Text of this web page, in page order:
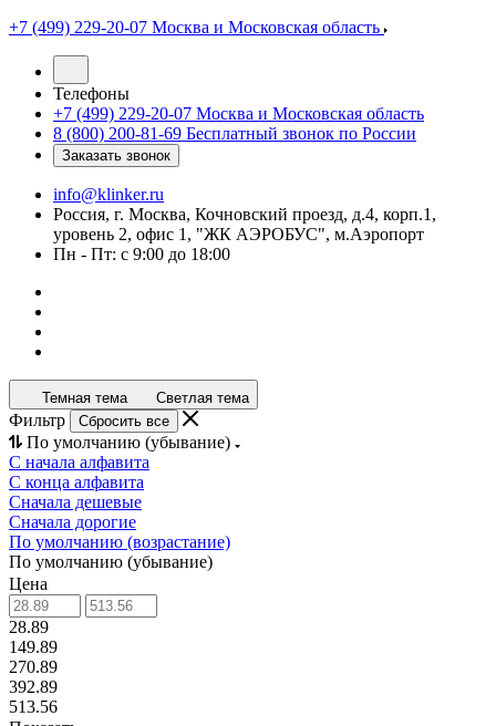
+7 (499) 229-20-07 Москва и Московская область
Телефоны
+7 (499) 229-20-07 Москва и Московская область
8 (800) 200-81-69 Бесплатный звонок по России
Заказать звонок
info@klinker.ru
Россия, г. Москва, Кочновский проезд, д.4, корп.1,
уровень 2, офис 1, "ЖК АЭРОБУС", м.Аэропорт
Пн - Пт: с 9:00 до 18:00
Темная тема Светлая тема
Фильтр Сбросить все
По умолчанию (убывание)
С начала алфавита
С конца алфавита
Сначала дешевые
Сначала дорогие
По умолчанию (возрастание)
По умолчанию (убывание)
Цена
28.89
149.89
270.89
392.89
513.56